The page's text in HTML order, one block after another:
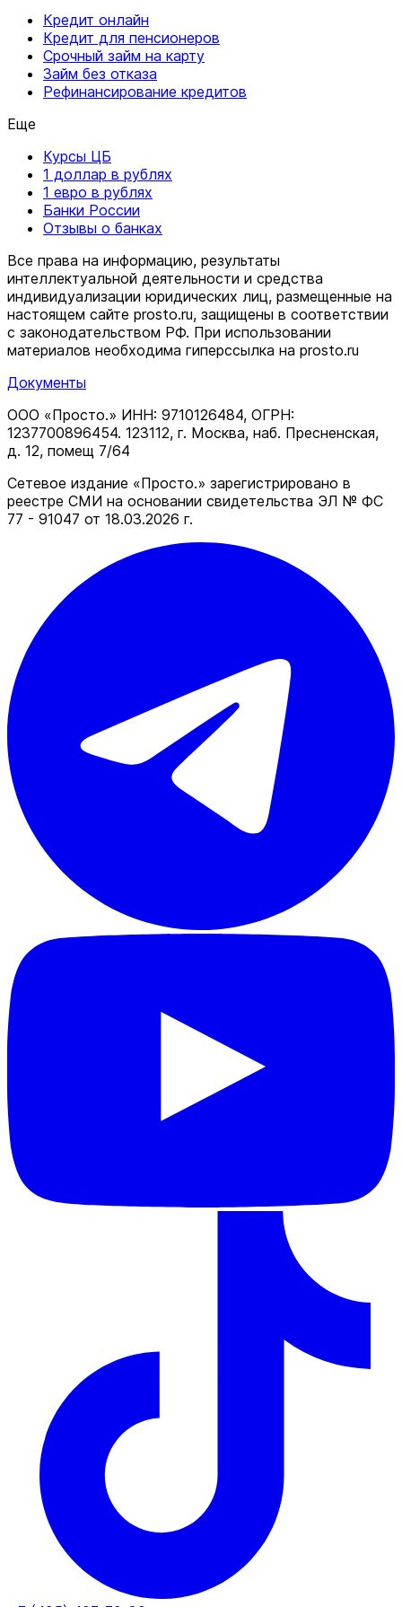
Кредит онлайн
Кредит для пенсионеров
Срочный займ на карту
Займ без отказа
Рефинансирование кредитов
Еще
Курсы ЦБ
1 доллар в рублях
1 евро в рублях
Банки России
Отзывы о банках
Все права на информацию, результаты
интеллектуальной деятельности и средства
индивидуализации юридических лиц, размещенные на
настоящем сайте prosto.ru, защищены в соответствии
c законодательством РФ. При использовании
материалов необходима гиперссылка на prosto.ru
Документы
ООО «Просто.» ИНН: 9710126484, ОГРН:
1237700896454. 123112, г. Москва, наб. Пресненская,
д. 12, помещ 7/64
Сетевое издание «Просто.» зарегистрировано в
реестре СМИ на основании свидетельства ЭЛ № ФС
77 - 91047 от 18.03.2026 г.